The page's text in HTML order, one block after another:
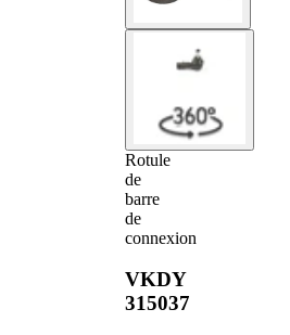
Rotule
de
barre
de
connexion
VKDY
315037